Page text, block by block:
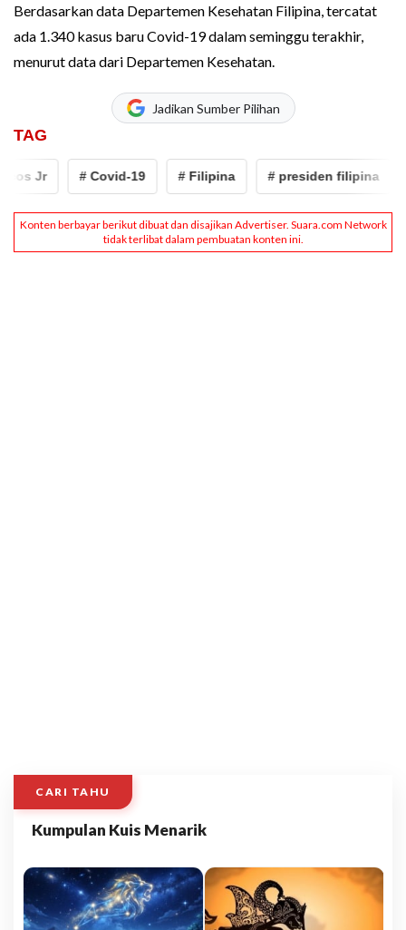
Berdasarkan data Departemen Kesehatan Filipina, tercatat
ada 1.340 kasus baru Covid-19 dalam seminggu terakhir,
menurut data dari Departemen Kesehatan.
Jadikan Sumber Pilihan
TAG
Jr # Covid-19 # Filipina # presiden filipina
CARI TAHU
Kumpulan Kuis Menarik